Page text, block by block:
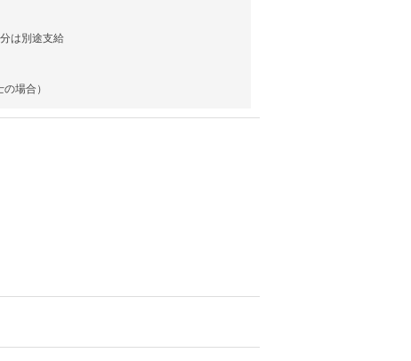
は別途支給
場合）